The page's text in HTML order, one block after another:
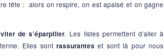
tête : alors on respire, on est apaisé et on gagne
de s’éparpiller. Les listes permettent d’aller à
Elles sontrassurantes et sont là pour nous